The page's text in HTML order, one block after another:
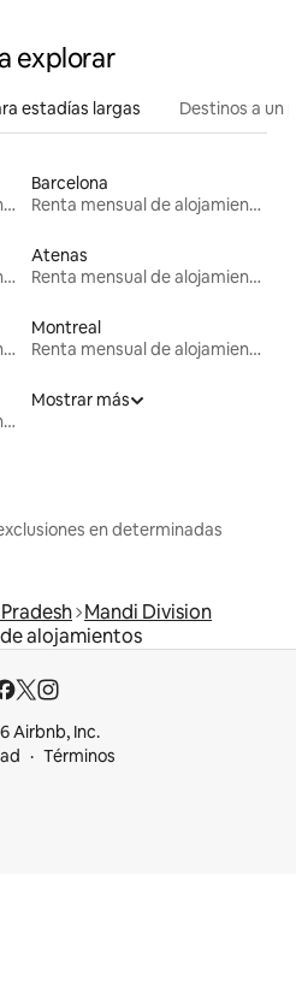
explorar
estadías largas Destinos a un
Renta mensual de alojamientos
Barcelona
Renta mensual de alojamientos
Renta mensual de alojamientos
Atenas
Renta mensual de alojamientos
Renta mensual de alojamientos
Montreal
Renta mensual de alojamientos
Renta mensual de alojamientos
Mostrar más
en determinadas
Mandi Division
alojamientos
Airbnb, Inc.
Términos